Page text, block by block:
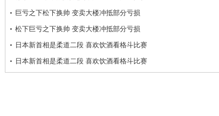
巨亏之下松下换帅 变卖大楼冲抵部分亏损
松下巨亏之下换帅 变卖大楼冲抵部分亏损
日本新首相是柔道二段 喜欢饮酒看格斗比赛
日本新首相是柔道二段 喜欢饮酒看格斗比赛